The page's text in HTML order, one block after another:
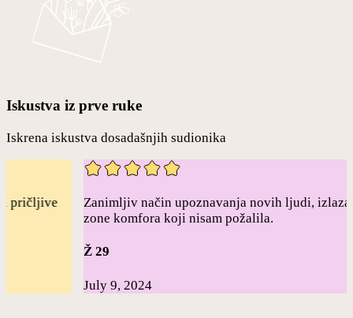
Iskustva iz prve ruke
Iskrena iskustva dosadašnjih sudionika
Zanimljiv način upoznavanja novih ljudi, izlazak iz
zone komfora koji nisam požalila.
July 9, 2024